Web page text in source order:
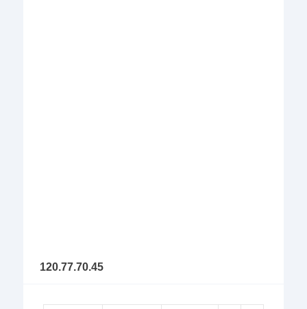
120.77.70.45